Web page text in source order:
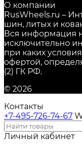
О компании
RusWheels.ru –
шин, литых и
Вся информация
исключительно
при каких
офертой,
(2) ГК РФ.
© 2026
Контакты
+7-495-726-74-67
Личный кабинет